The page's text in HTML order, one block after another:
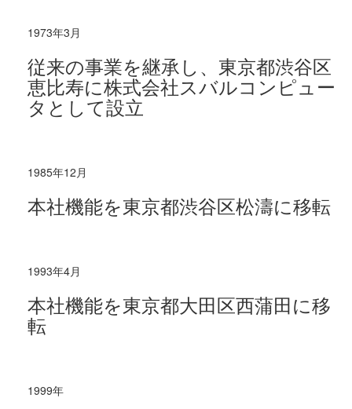
1973年3月
従来の事業を継承し、東京都渋谷区
恵比寿に株式会社スバルコンピュー
タとして設立
1985年12月
本社機能を東京都渋谷区松濤に移転
1993年4月
本社機能を東京都大田区西蒲田に移
転
1999年